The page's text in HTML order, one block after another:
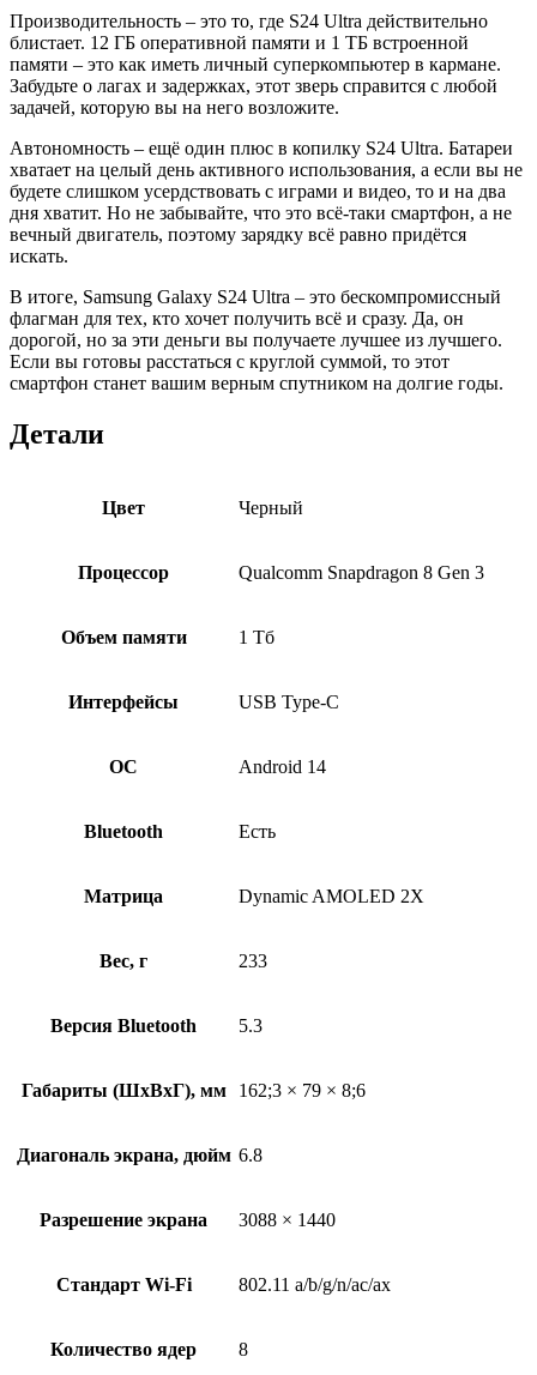
Производительность – это то, где S24 Ultra действительно
блистает. 12 ГБ оперативной памяти и 1 ТБ встроенной
памяти – это как иметь личный суперкомпьютер в кармане.
Забудьте о лагах и задержках, этот зверь справится с любой
задачей, которую вы на него возложите.
Автономность – ещё один плюс в копилку S24 Ultra. Батареи
хватает на целый день активного использования, а если вы не
будете слишком усердствовать с играми и видео, то и на два
дня хватит. Но не забывайте, что это всё-таки смартфон, а не
вечный двигатель, поэтому зарядку всё равно придётся
искать.
В итоге, Samsung Galaxy S24 Ultra – это бескомпромиссный
флагман для тех, кто хочет получить всё и сразу. Да, он
дорогой, но за эти деньги вы получаете лучшее из лучшего.
Если вы готовы расстаться с круглой суммой, то этот
смартфон станет вашим верным спутником на долгие годы.
Детали
Цвет Черный
Процессор Qualcomm Snapdragon 8 Gen 3
Объем памяти 1 Тб
Интерфейсы USB Type-C
ОС Android 14
Bluetooth Есть
Матрица Dynamic AMOLED 2X
Вес, г 233
Версия Bluetooth 5.3
Габариты (ШxВxГ), мм 162;3 × 79 × 8;6
Диагональ экрана, дюйм 6.8
Разрешение экрана 3088 × 1440
Стандарт Wi-Fi 802.11 a/b/g/n/ac/ax
Количество ядер 8